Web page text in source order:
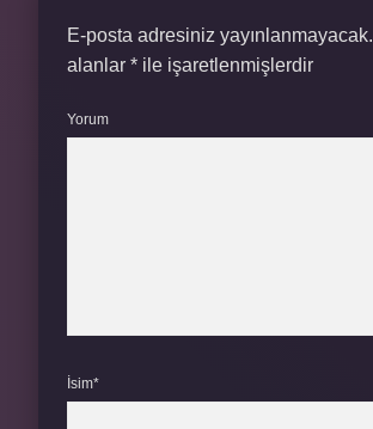
E-posta adresiniz yayınlanmayacak.
alanlar * ile işaretlenmişlerdir
Yorum
İsim*